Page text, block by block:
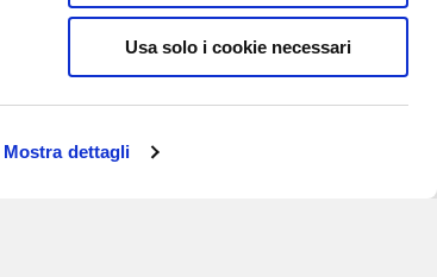
Mostra dettagli
Usa solo i cookie necessari